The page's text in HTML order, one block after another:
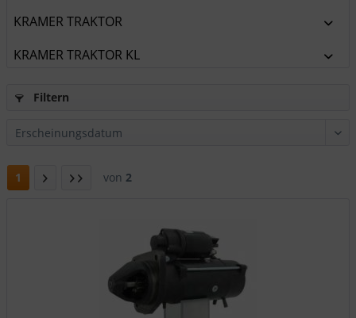
KRAMER TRAKTOR
KRAMER TRAKTOR KL
Filtern
1 von 2